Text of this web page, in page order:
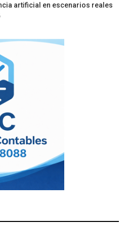
artificial en escenarios reales